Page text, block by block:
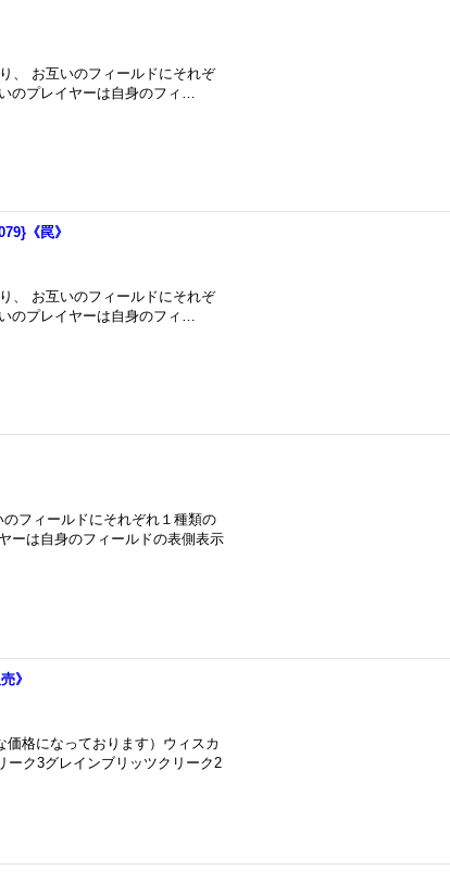
、 お互いのフィールドにそれぞ
のプレイヤーは自身のフィ…
《罠》
、 お互いのフィールドにそれぞ
のプレイヤーは自身のフィ…
フィールドにそれぞれ１種類の
ーは自身のフィールドの表側表示
》
価格になっております）ウィスカ
ーク3グレインブリッツクリーク2